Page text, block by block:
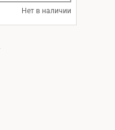
Нет в наличии